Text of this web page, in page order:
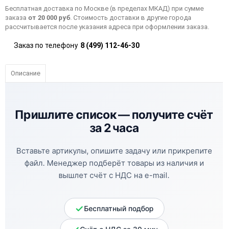
Бесплатная доставка по Москве (в пределах МКАД) при сумме
заказа от 20 000 руб. Стоимость доставки в другие города
рассчитывается после указания адреса при оформлении заказа.
Заказ по телефону 8 (499) 112-46-30
Описание
Пришлите список —получите счёт
за 2 часа
Вставьте артикулы, опишите задачу или прикрепите
файл. Менеджер подберёт товары из наличия и
вышлет счёт с НДС на e-mail.
Бесплатный подбор